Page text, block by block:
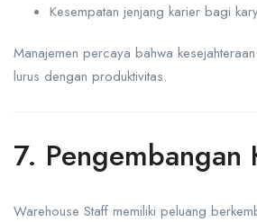
Kesempatan jenjang karier bagi
Manajemen percaya bahwa
lurus dengan produktivitas.
7. Pengembangan
Warehouse Staff memiliki peluang